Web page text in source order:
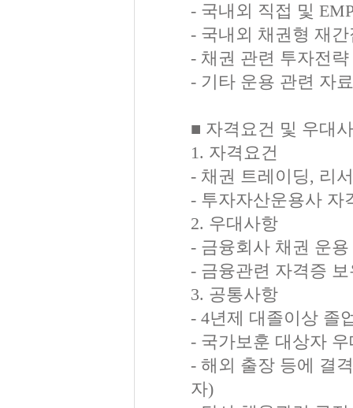
- 국내외 직접 및
- 국내외 채권형 재
- 채권 관련 투자전
- 기타 운용 관련 자
■ 자격요건 및 우대
1. 자격요건
- 채권 트레이딩, 리
- 투자자산운용사 자
2. 우대사항
- 금융회사 채권 운
- 금융관련 자격증
3. 공통사항
- 4년제 대졸이상 졸
- 국가보훈 대상자 우
- 해외 출장 등에 결
자)